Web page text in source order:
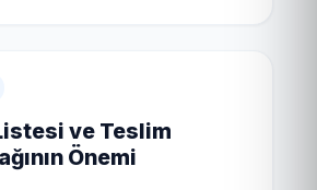
ve Teslim
Önemi